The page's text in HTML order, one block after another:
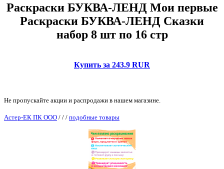
Раскраски БУКВА-ЛЕНД Мои первые
Раскраски БУКВА-ЛЕНД Сказки
набор 8 шт по 16 стр
Купить за 243.9 RUR
Не пропускайте акции и распродажи в нашем магазине.
Астер-ЕК ПК ООО / / / подобные товары